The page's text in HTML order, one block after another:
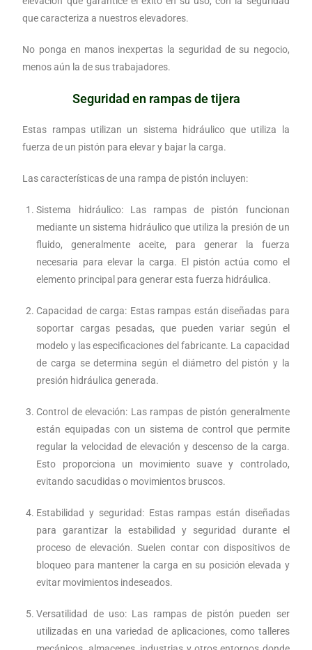
que caracteriza a nuestros elevadores.
No ponga en manos inexpertas la seguridad de su negocio,
menos aún la de sus trabajadores.
Seguridad en rampas de tijera
Estas rampas utilizan un sistema hidráulico que utiliza la
fuerza de un pistón para elevar y bajar la carga.
Las características de una rampa de pistón incluyen:
Sistema hidráulico: Las rampas de pistón funcionan
mediante un sistema hidráulico que utiliza la presión de un
fluido, generalmente aceite, para generar la fuerza
necesaria para elevar la carga. El pistón actúa como el
elemento principal para generar esta fuerza hidráulica.
Capacidad de carga: Estas rampas están diseñadas para
soportar cargas pesadas, que pueden variar según el
modelo y las especificaciones del fabricante. La capacidad
de carga se determina según el diámetro del pistón y la
presión hidráulica generada.
Control de elevación: Las rampas de pistón generalmente
están equipadas con un sistema de control que permite
regular la velocidad de elevación y descenso de la carga.
Esto proporciona un movimiento suave y controlado,
evitando sacudidas o movimientos bruscos.
Estabilidad y seguridad: Estas rampas están diseñadas
para garantizar la estabilidad y seguridad durante el
proceso de elevación. Suelen contar con dispositivos de
bloqueo para mantener la carga en su posición elevada y
evitar movimientos indeseados.
Versatilidad de uso: Las rampas de pistón pueden ser
utilizadas en una variedad de aplicaciones, como talleres